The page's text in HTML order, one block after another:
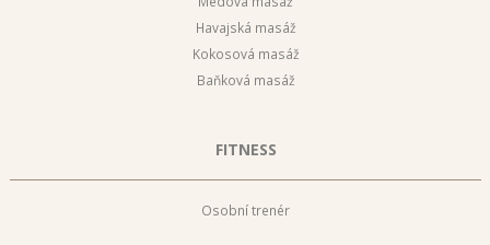
Havajská masáž
Kokosová masáž
Baňková masáž
FITNESS
Osobní trenér